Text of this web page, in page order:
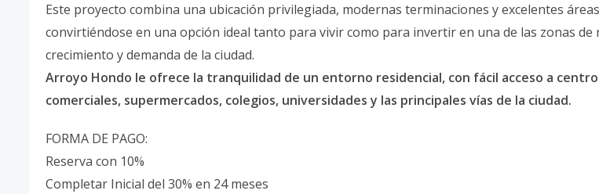
Este proyecto combina una ubicación privilegiada, modernas terminaciones y excelentes
convirtiéndose en una opción ideal tanto para vivir como para invertir en una de las zonas de
crecimiento y demanda de la ciudad.
Arroyo Hondo le ofrece la tranquilidad de un entorno residencial, con fácil acceso a
comerciales, supermercados, colegios, universidades y las principales vías de la ciudad.
FORMA DE PAGO:
Reserva con 10%
Completar Inicial del 30% en 24 meses